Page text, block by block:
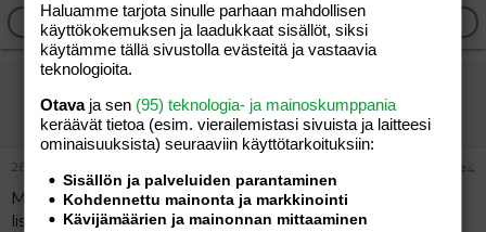
Ilmoita asiaton viesti
Aktiivinen jäsen
26.08.2004 #4
Meillä oli kesällä sama ongelma ja samat vaihtoehdot,
lisäks vielä Emmaljungan Classic. Kyselin sillon tuolla
Haluamme tarjota sinulle parhaan mahdollisen
käyttökokemuksen ja laadukkaat sisällöt, siksi
käytämme tällä sivustolla evästeitä ja vastaavia
teknologioita.
Otavaja sen (95) teknologia- ja mainoskumppania
keräävät tietoa (esim. vierailemis­tasi sivuista ja laitteesi
ominaisuuk­sista) seuraaviin käyttötarkoituksiin:
Sisällön ja palveluiden parantaminen
Kohdennettu mainonta ja markkinointi
Kävijämäärien ja mainonnan mittaaminen